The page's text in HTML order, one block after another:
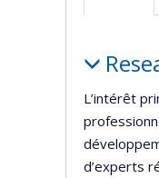
L’intérêt
d’experts